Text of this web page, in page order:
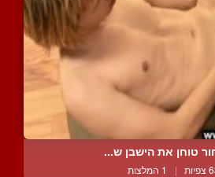
טוחן את הישבן ש...
| 1 המלצות